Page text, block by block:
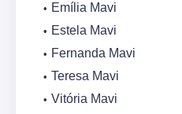
Emília Mavi
Estela Mavi
Fernanda Mavi
Teresa Mavi
Vitória Mavi